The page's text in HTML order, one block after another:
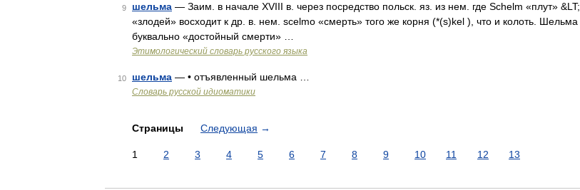
9 шельма — Заим. в начале XVIII в. через посредство польск. яз. из нем. где Schelm «плут» &LT;
«злодей» восходит к др. в. нем. scelmo «смерть» того же корня (*(s)kel ), что и колоть. Шельма
буквально «достойный смерти» …
Этимологический словарь русского языка
10 шельма — • отъявленный шельма …
Словарь русской идиоматики
Страницы Следующая →
1 2 3 4 5 6 7 8 9 10 11 12 13